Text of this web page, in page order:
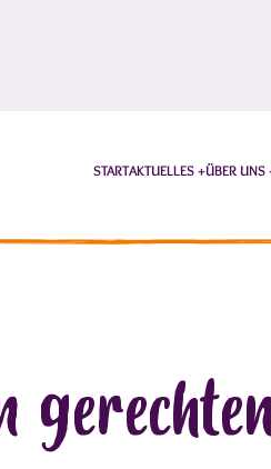
STARTAKTUELLES ÜBER UNS